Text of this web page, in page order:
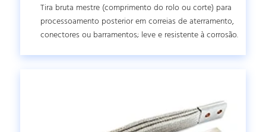
Tira bruta mestre (comprimento do rolo ou corte) para
processoamento posterior em correias de aterramento,
conectores ou barramentos; leve e resistente à corrosão.